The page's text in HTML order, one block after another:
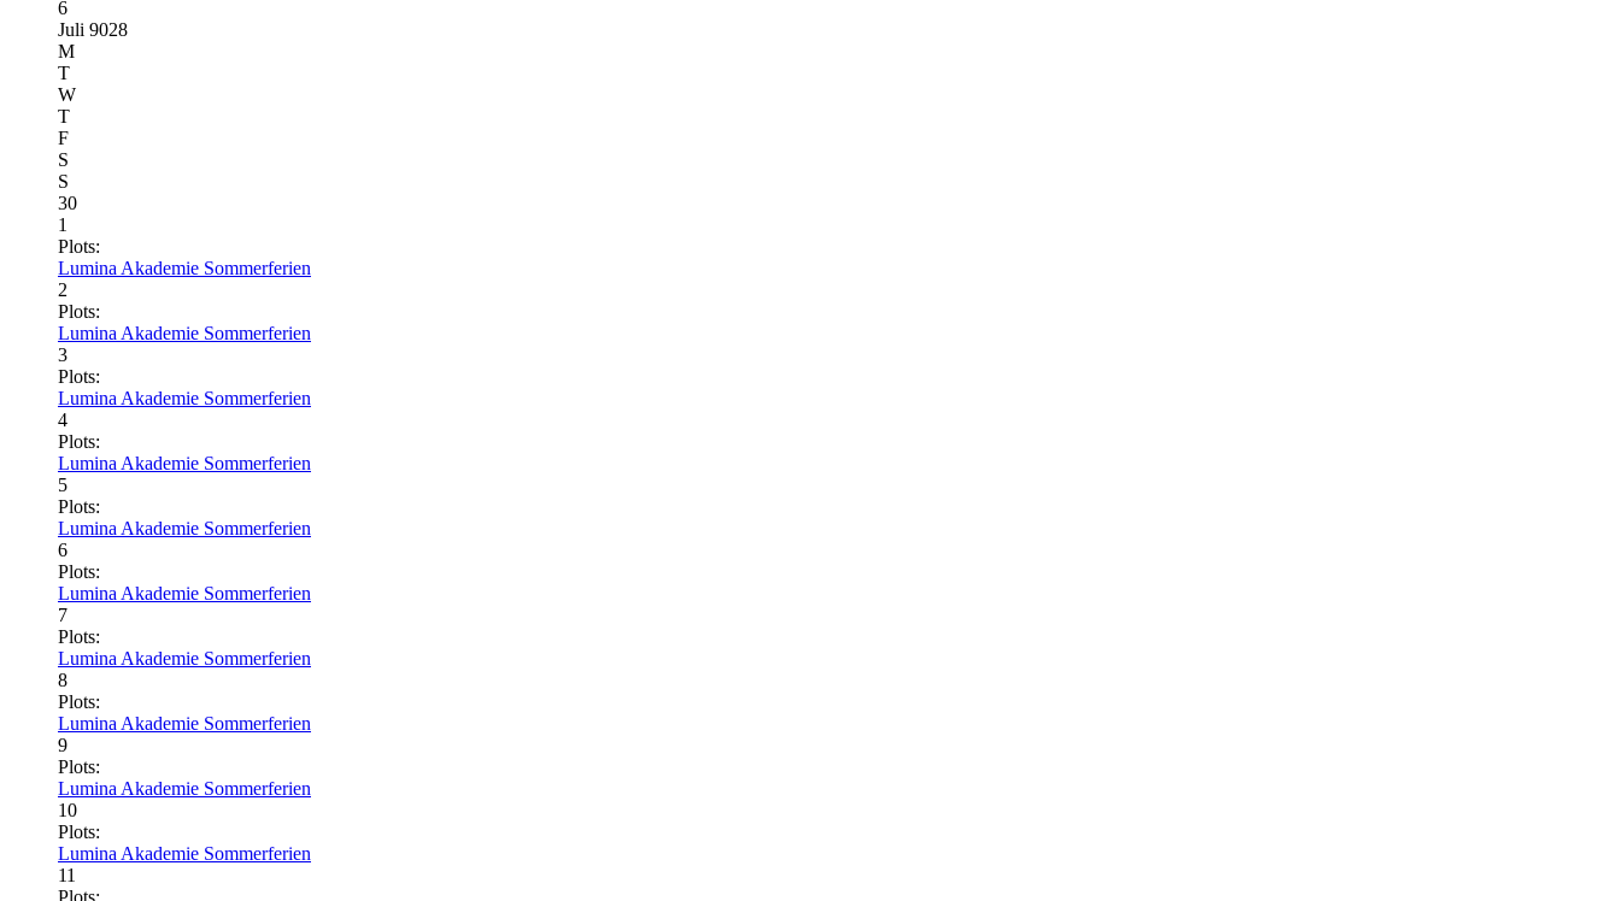
6
Juli 9028
M
T
W
T
F
S
S
30
1
Plots:
Lumina Akademie Sommerferien
2
Plots:
Lumina Akademie Sommerferien
3
Plots:
Lumina Akademie Sommerferien
4
Plots:
Lumina Akademie Sommerferien
5
Plots:
Lumina Akademie Sommerferien
6
Plots:
Lumina Akademie Sommerferien
7
Plots:
Lumina Akademie Sommerferien
8
Plots:
Lumina Akademie Sommerferien
9
Plots:
Lumina Akademie Sommerferien
10
Plots:
Lumina Akademie Sommerferien
11
Plots: